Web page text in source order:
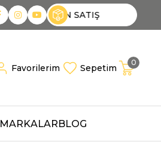
Favorilerim Sepetim
0
MARKALARBLOG